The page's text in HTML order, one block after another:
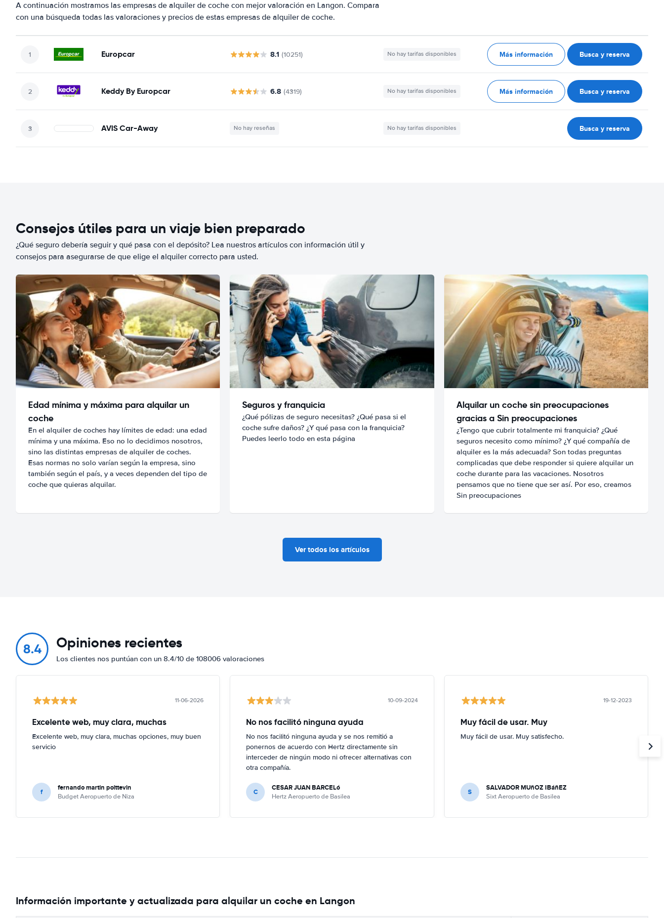
A continuación mostramos las empresas de alquiler de coche con mejor valoración en Langon. Compara
con una búsqueda todas las valoraciones y precios de estas empresas de alquiler de coche.
Europcar 8.1 (10251) No hay tarifas disponibles Más información Busca y reserva
Keddy By Europcar 6.8 (4319) No hay tarifas disponibles Más información Busca y reserva
AVIS Car-Away No hay reseñas No hay tarifas disponibles Busca y reserva
Consejos útiles para un viaje bien preparado
¿Qué seguro debería seguir y qué pasa con el depósito? Lea nuestros artículos con información útil y
consejos para asegurarse de que elige el alquiler correcto para usted.
Edad mínima y máxima para alquilar un
coche
En el alquiler de coches hay límites de edad: una edad
mínima y una máxima. Eso no lo decidimos nosotros,
sino las distintas empresas de alquiler de coches.
Esas normas no solo varían según la empresa, sino
también según el país, y a veces dependen del tipo de
coche que quieras alquilar.
Seguros y franquicia
¿Qué pólizas de seguro necesitas? ¿Qué pasa si el
coche sufre daños? ¿Y qué pasa con la franquicia?
Puedes leerlo todo en esta página
Alquilar un coche sin preocupaciones
gracias a Sin preocupaciones
¿Tengo que cubrir totalmente mi franquicia? ¿Qué
seguros necesito como mínimo? ¿Y qué compañía de
alquiler es la más adecuada? Son todas preguntas
complicadas que debe responder si quiere alquilar un
coche durante para las vacaciones. Nosotros
pensamos que no tiene que ser así. Por eso, creamos
Sin preocupaciones
Ver todos los artículos
8.4 Opiniones recientes
Los clientes nos puntúan con un 8.4/10 de 108006 valoraciones
11-06-2026
Excelente web, muy clara, muchas
Excelente web, muy clara, muchas opciones, muy buen
servicio
f fernando martin poittevin
Budget Aeropuerto de Niza
10-09-2024
No nos facilitó ninguna ayuda
No nos facilitó ninguna ayuda y se nos remitió a
ponernos de acuerdo con Hertz directamente sin
interceder de ningún modo ni ofrecer alternativas con
otra compañía.
C CESAR JUAN BARCELó
Hertz Aeropuerto de Basilea
19-12-2023
Muy fácil de usar. Muy
Muy fácil de usar. Muy satisfecho.
S SALVADOR MUñOZ IBáñEZ
Sixt Aeropuerto de Basilea
Información importante y actualizada para alquilar un coche en Langon